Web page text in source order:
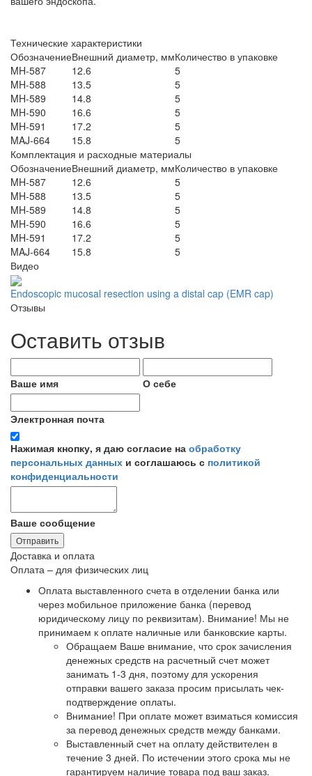
Технические характеристики
ОбозначениеВнешний диаметр, ммКоличество в упаковке
MH-587
12.6
5
MH-588
13.5
5
MH-589
14.8
5
MH-590
16.6
5
MH-591
17.2
5
MAJ-664
15.8
5
Комплектация и расходные материалы
ОбозначениеВнешний диаметр, ммКоличество в упаковке
MH-587
12.6
5
MH-588
13.5
5
MH-589
14.8
5
MH-590
16.6
5
MH-591
17.2
5
MAJ-664
15.8
5
Видео
Endoscopic mucosal resection using a distal cap (EMR cap)
Отзывы
Оставить отзыв
Ваше имя О себе
Электронная почта
Нажимая кнопку, я даю согласие на обработку
персональных данных и соглашаюсь с политикой
конфиденциальности
Ваше сообщение
Отправить
Доставка и оплата
Оплата – для физических лиц
Оплата выставленного счета в отделении банка или
через мобильное приложение банка (перевод
юридическому лицу по реквизитам). Внимание! Мы не
принимаем к оплате наличные или банковские карты.
Обращаем Ваше внимание, что срок зачисления
денежных средств на расчетный счет может
занимать 1-3 дня, поэтому для ускорения
отправки вашего заказа просим присылать чек-
подтверждение оплаты.
Внимание! При оплате может взиматься комиссия
за перевод денежных средств между банками.
Выставленный счет на оплату действителен в
течение 3 дней. По истечении этого срока мы не
гарантируем наличие товара под ваш заказ.